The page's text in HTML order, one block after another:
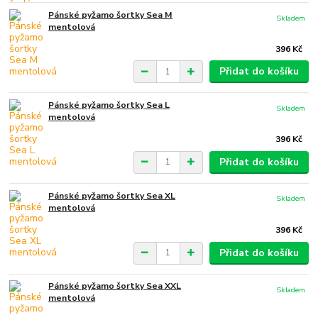
Pánské pyžamo šortky Sea M
mentolová
396 Kč
Skladem
Přidat do košíku
Pánské pyžamo šortky Sea L
mentolová
396 Kč
Skladem
Přidat do košíku
Pánské pyžamo šortky Sea XL
mentolová
396 Kč
Skladem
Přidat do košíku
Pánské pyžamo šortky Sea XXL
mentolová
Skladem